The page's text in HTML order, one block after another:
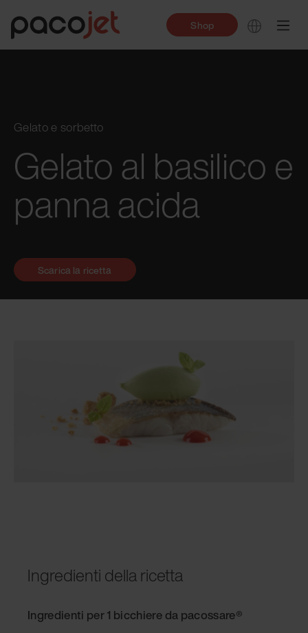
Shop
Gelato e sorbetto
Gelato al basilico e
panna acida
Ingredienti della ricetta
Ingredienti per 1 bicchiere da pacossare®
Scarica la ricetta